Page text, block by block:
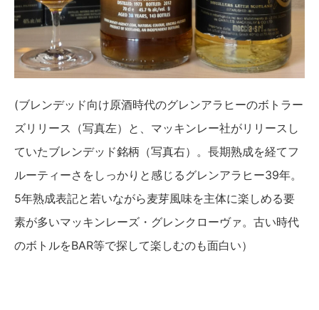
(ブレンデッド向け原酒時代のグレンアラヒーのボトラー
ズリリース（写真左）と、マッキンレー社がリリースし
ていたブレンデッド銘柄（写真右）。長期熟成を経てフ
ルーティーさをしっかりと感じるグレンアラヒー39年。
5年熟成表記と若いながら麦芽風味を主体に楽しめる要
素が多いマッキンレーズ・グレンクローヴァ。古い時代
のボトルをBAR等で探して楽しむのも面白い）